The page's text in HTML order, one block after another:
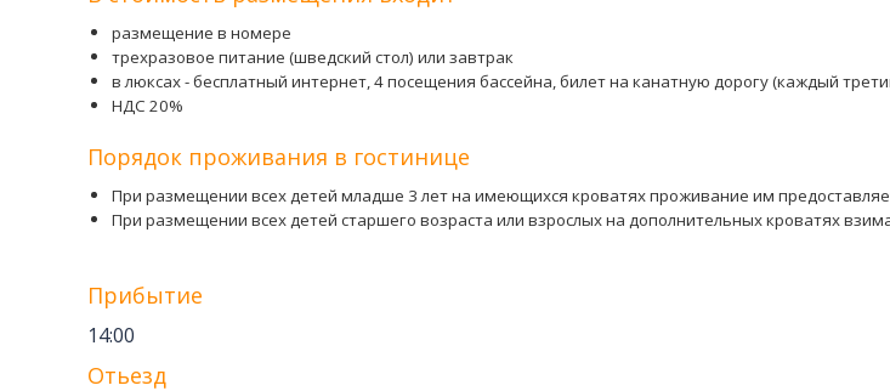
размещение в номере
трехразовое питание (шведский стол) или завтрак
в люксах - бесплатный интернет, 4 посещения бассейна, билет на канатную дорогу (каждый
НДС 20%
Порядок проживания в гостинице
При размещении всех детей младше 3 лет на имеющихся кроватях проживание им
При размещении всех детей старшего возраста или взрослых на дополнительных кроватях
Прибытие
14:00
Отьезд